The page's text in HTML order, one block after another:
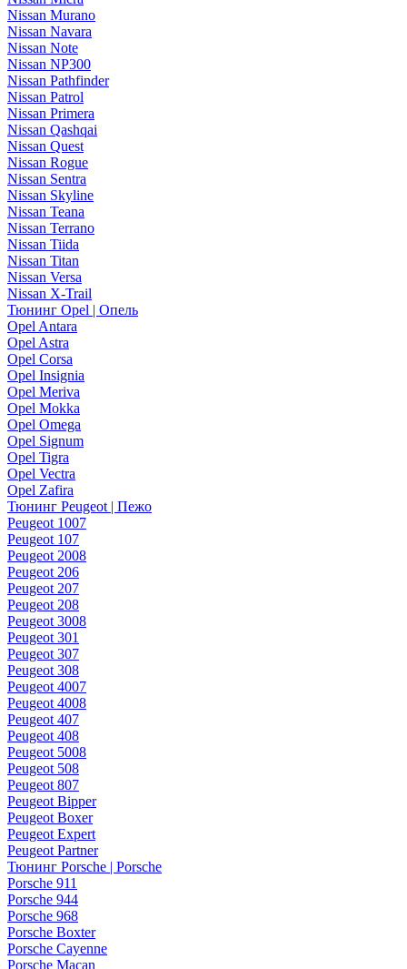
Nissan Murano
Nissan Navara
Nissan Note
Nissan NP300
Nissan Pathfinder
Nissan Patrol
Nissan Primera
Nissan Qashqai
Nissan Quest
Nissan Rogue
Nissan Sentra
Nissan Skyline
Nissan Teana
Nissan Terrano
Nissan Tiida
Nissan Titan
Nissan Versa
Nissan X-Trail
Тюнинг Opel | Опель
Opel Antara
Opel Astra
Opel Corsa
Opel Insignia
Opel Meriva
Opel Mokka
Opel Omega
Opel Signum
Opel Tigra
Opel Vectra
Opel Zafira
Тюнинг Peugeot | Пежо
Peugeot 1007
Peugeot 107
Peugeot 2008
Peugeot 206
Peugeot 207
Peugeot 208
Peugeot 3008
Peugeot 301
Peugeot 307
Peugeot 308
Peugeot 4007
Peugeot 4008
Peugeot 407
Peugeot 408
Peugeot 5008
Peugeot 508
Peugeot 807
Peugeot Bipper
Peugeot Boxer
Peugeot Expert
Peugeot Partner
Тюнинг Porsche | Porsche
Porsche 911
Porsche 944
Porsche 968
Porsche Boxter
Porsche Cayenne
Porsche Macan